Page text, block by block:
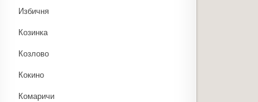
Избичня
Козинка
Козлово
Кокино
Комаричи